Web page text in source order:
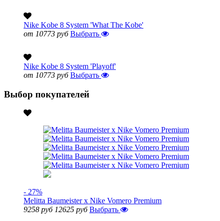
Nike Kobe 8 System 'What The Kobe'
от 10773 руб Выбрать
Nike Kobe 8 System 'Playoff'
от 10773 руб Выбрать
Выбор покупателей
- 27%
Melitta Baumeister x Nike Vomero Premium
9258 руб 12625 руб Выбрать